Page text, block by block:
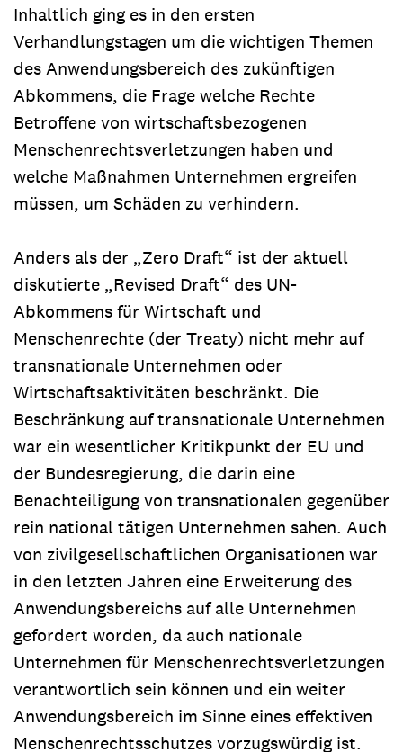
Inhaltlich ging es in den ersten
Verhandlungstagen um die wichtigen Themen
des Anwendungsbereich des zukünftigen
Abkommens, die Frage welche Rechte
Betroffene von wirtschaftsbezogenen
Menschenrechtsverletzungen haben und
welche Maßnahmen Unternehmen ergreifen
müssen, um Schäden zu verhindern.
Anders als der „Zero Draft“ ist der aktuell
diskutierte „Revised Draft“ des UN-
Abkommens für Wirtschaft und
Menschenrechte (der Treaty) nicht mehr auf
transnationale Unternehmen oder
Wirtschaftsaktivitäten beschränkt. Die
Beschränkung auf transnationale Unternehmen
war ein wesentlicher Kritikpunkt der EU und
der Bundesregierung, die darin eine
Benachteiligung von transnationalen gegenüber
rein national tätigen Unternehmen sahen. Auch
von zivilgesellschaftlichen Organisationen war
in den letzten Jahren eine Erweiterung des
Anwendungsbereichs auf alle Unternehmen
gefordert worden, da auch nationale
Unternehmen für Menschenrechtsverletzungen
verantwortlich sein können und ein weiter
Anwendungsbereich im Sinne eines effektiven
Menschenrechtsschutzes vorzugswürdig ist.